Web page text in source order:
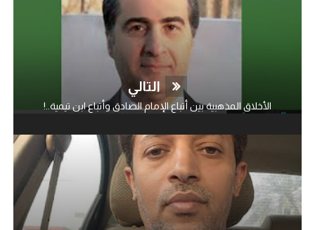
التالي
الأخلاق المذهبية بين أتباع الإمام الصادق وأتباع ابن تيمية..!